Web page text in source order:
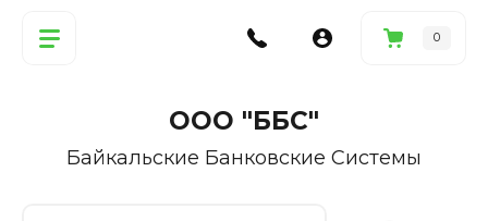
0
ООО "ББС"
Байкальские Банковские Системы